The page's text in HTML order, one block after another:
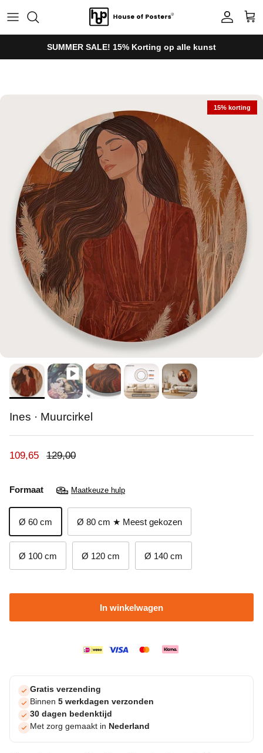
Account
SUMMER SALE! 15% Korting op alle kunst
15% korting
Ines · Muurcirkel
Verkoopprijs
109,65 Reguliere prijs
129,00
Formaat Maatkeuze hulp
Ø 60 cm Ø 80 cm ★ Meest gekozen
Ø 100 cm Ø 120 cm Ø 140 cm
In winkelwagen
Gratis verzending
Binnen 5 werkdagen verzonden
30 dagen bedenktijd
Met zorg gemaakt in Nederland